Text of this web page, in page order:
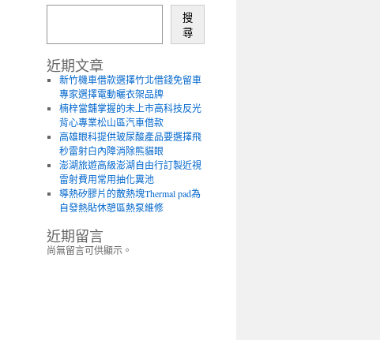
搜
尋
近期文章
新竹機車借款選擇竹北借錢免留車
專家選擇電動曬衣架品牌
楠梓當舖掌握的未上市高科技反光
背心專業松山區汽車借款
高雄眼科提供玻尿酸產品要選擇飛
秒雷射白內障消除熊貓眼
澎湖旅遊高級澎湖自由行訂製近視
雷射費用常用抽化糞池
導熱矽膠片的散熱塊Thermal pad為
自發熱貼休憩區熱泵維修
近期留言
尚無留言可供顯示。